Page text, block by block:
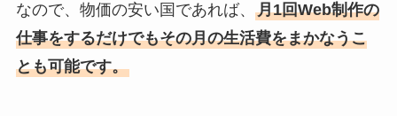
なので、 物価の安い国であれば、 月1回Web制作の
仕事をするだけでもその月の生活費をまかなうこ
とも可能です。